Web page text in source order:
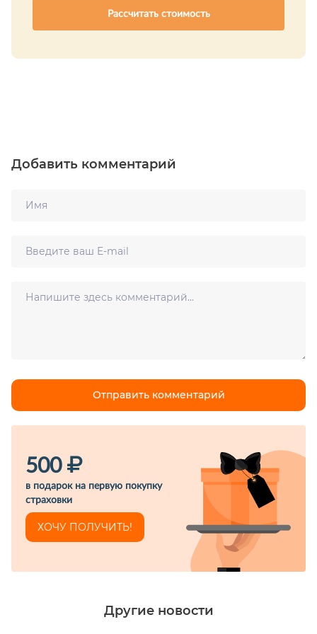
Рассчитать стоимость
Добавить комментарий
500
в подарок на первую покупку
страховки
ХОЧУ ПОЛУЧИТЬ!
Другие новости